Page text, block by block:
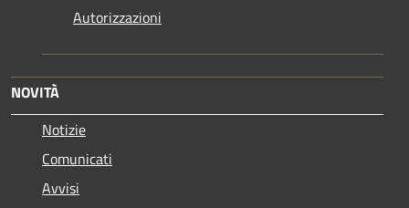
Autorizzazioni
NOVITÀ
Notizie
Comunicati
Avvisi